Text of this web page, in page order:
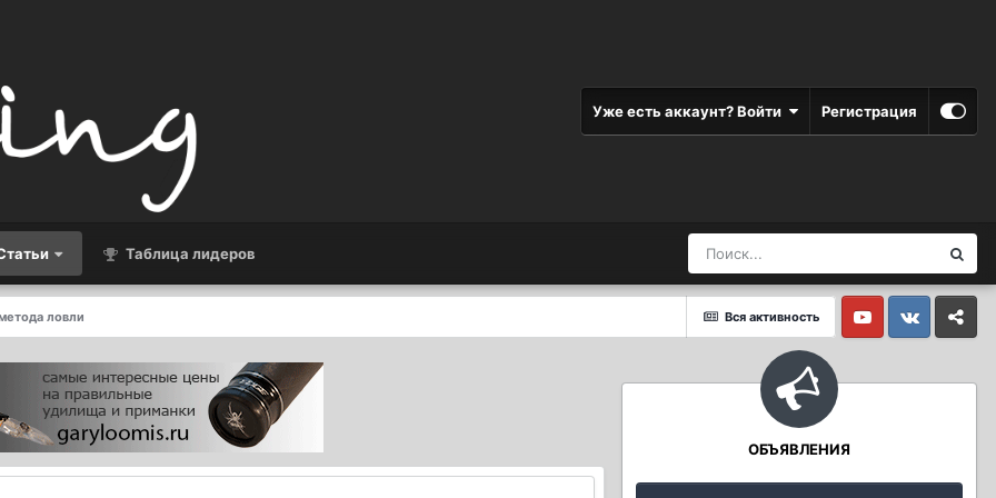
Уже есть аккаунт? Войти Регистрация
Таблица лидеров
Вся активность
ловли
Youtube VkontakteYandex
ОБЪЯВЛЕНИЯ